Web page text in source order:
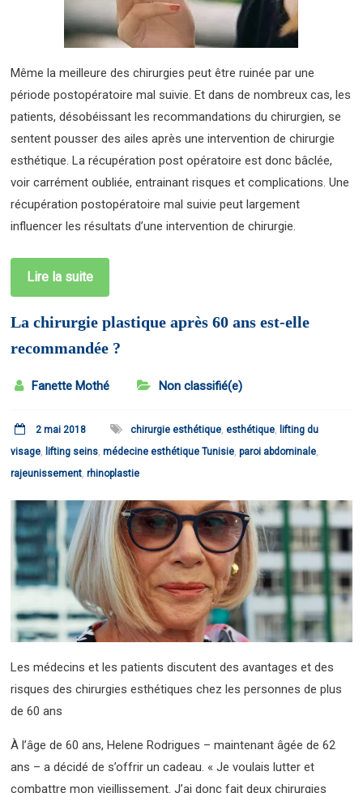
Même la meilleure des chirurgies peut être ruinée par une
période postopératoire mal suivie. Et dans de nombreux cas, les
patients, désobéissant les recommandations du chirurgien, se
sentent pousser des ailes après une intervention de chirurgie
esthétique. La récupération post opératoire est donc bâclée,
voir carrément oubliée, entrainant risques et complications. Une
récupération postopératoire mal suivie peut largement
influencer les résultats d’une intervention de chirurgie.
Lire la suite
La chirurgie plastique après 60 ans est-elle
recommandée ?
Fanette Mothé Non classifié(e)
2 mai 2018 chirurgie esthétique ,esthétique
lifting du
visage
lifting seins ,médecine esthétique Tunisie ,paroi abdominale
rajeunissement ,rhinoplastie
Les médecins et les patients discutent des avantages et des
risques des chirurgies esthétiques chez les personnes de plus
de 60 ans
À l’âge de 60 ans, Helene Rodrigues – maintenant âgée de 62
ans – a décidé de s’offrir un cadeau. « Je voulais lutter et
combattre mon vieillissement. J’ai donc fait deux chirurgies